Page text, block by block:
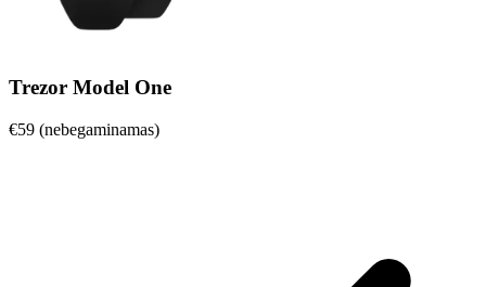
Trezor Model One
€59 (nebegaminamas)